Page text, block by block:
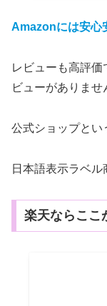
Amazonには安心
レビューも高評
ビューがありませ
公式ショップとい
日本語表示ラベ
楽天ならここ